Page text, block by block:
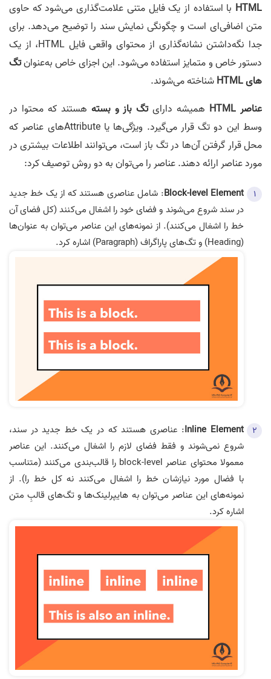
HTML با استفاده از یک فایل متنی علامت‌گذاری می‌شود که حاوی
متن اضافی‌ای است و چگونگی نمایش سند را توضیح می‌دهد. برای
جدا نگه‌داشتن نشانه‌گذاری از محتوای واقعی فایل HTML، از یک
دستور خاص و متمایز استفاده می‌شود. این اجزای خاص به‌عنوانتگ
های HTML
شناخته می‌شوند.
عناصر HTML
همیشه دارایتگ باز و بسته هستند که محتوا در
وسط این دو تگ قرار می‌گیرد. ویژگی‌ها یا Attributeهای عناصر که
محل قرار گرفتن آن‌ها در تگ باز است، می‌توانند اطلاعات بیشتری در
مورد عناصر اراِئه دهند. عناصر را می‌توان به دو روش توصیف کرد:
Block-level Element: شامل عناصری هستند که از یک خط جدید
در سند شروع می‌شوند و فضای خود را اشغال می‌کنند (کل فضای آن
خط را اشغال می‌کنند). از نمونه‌های این عناصر می‌توان به عنوان‌ها
(Heading) و تگ‌های پاراگراف (Paragraph) اشاره کرد.
Inline Element: عناصری هستند که در یک خط جدید در سند،
شروع نمی‌شوند و فقط فضای لازم را اشغال می‌کنند. این عناصر
معمولا محتوای عناصر block-level را قالب‌بندی می‌کنند (متناسب
با فضال مورد نیازشان خط را اشغال می‌کنند نه کل خط را). از
نمونه‌های این عناصر می‌توان به هایپرلینک‌ها و تگ‌های قالبِ متن
اشاره کرد.